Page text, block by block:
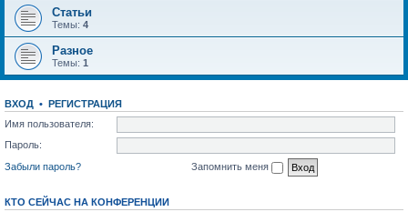
Статьи
Темы: 4
Разное
Темы: 1
ВХОД • РЕГИСТРАЦИЯ
Имя пользователя:
Пароль:
Забыли пароль?
Запомнить меня
КТО СЕЙЧАС НА КОНФЕРЕНЦИИ